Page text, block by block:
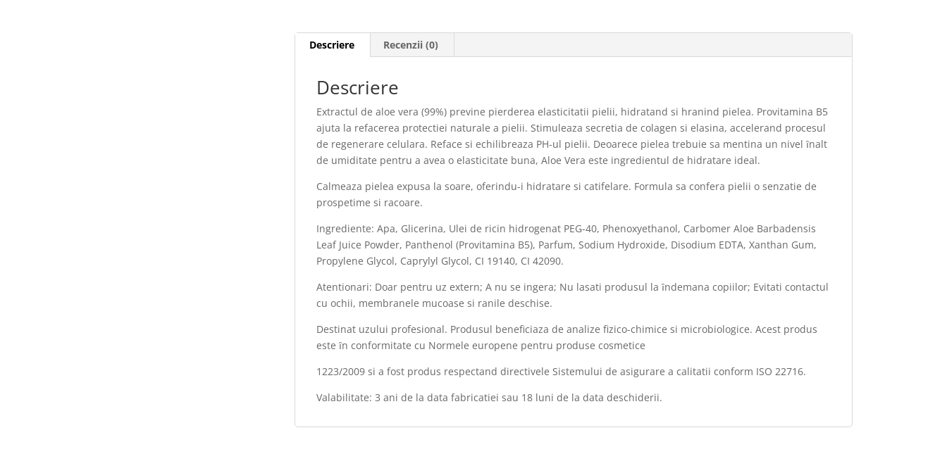
Descriere Recenzii (0)
Descriere
Extractul de aloe vera (99%) previne pierderea elasticitatii pielii, hidratand si hranind pielea. Provitamina B5
ajuta la refacerea protectiei naturale a pielii. Stimuleaza secretia de colagen si elasina, accelerand procesul
de regenerare celulara. Reface si echilibreaza PH-ul pielii. Deoarece pielea trebuie sa mentina un nivel ȋnalt
de umiditate pentru a avea o elasticitate buna, Aloe Vera este ingredientul de hidratare ideal.
Calmeaza pielea expusa la soare, oferindu-i hidratare si catifelare. Formula sa confera pielii o senzatie de
prospetime si racoare.
Ingrediente: Apa, Glicerina, Ulei de ricin hidrogenat PEG-40, Phenoxyethanol, Carbomer Aloe Barbadensis
Leaf Juice Powder, Panthenol (Provitamina B5), Parfum, Sodium Hydroxide, Disodium EDTA, Xanthan Gum,
Propylene Glycol, Caprylyl Glycol, CI 19140, CI 42090.
Atentionari: Doar pentru uz extern; A nu se ingera; Nu lasati produsul la ȋndemana copiilor; Evitati contactul
cu ochii, membranele mucoase si ranile deschise.
Destinat uzului profesional. Produsul beneficiaza de analize fizico-chimice si microbiologice. Acest produs
este ȋn conformitate cu Normele europene pentru produse cosmetice
1223/2009 si a fost produs respectand directivele Sistemului de asigurare a calitatii conform ISO 22716.
Valabilitate: 3 ani de la data fabricatiei sau 18 luni de la data deschiderii.